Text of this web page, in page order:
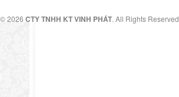
© 2026 CTY TNHH KT VINH PHÁT. All Rights Reserved